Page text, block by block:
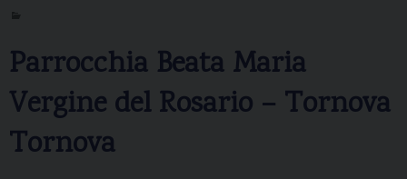
Parrocchia Beata Maria
Vergine del Rosario – Tornova
Tornova